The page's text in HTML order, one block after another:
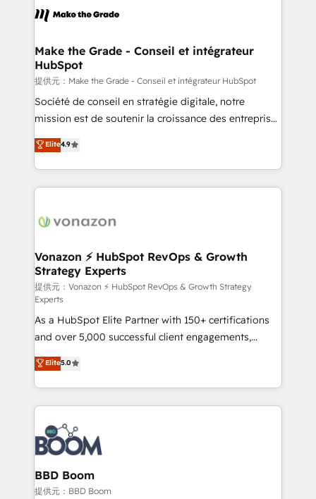
de la productivité des équipes Notre équipe de 30
avec un engagement total, alignant processus
métiers et technologie, et guidant vos équipes à
travers le changement, tout en centrant vos objectifs
d’entreprise. Grâce à une méthodologie éprouvée
auprès de plus de 400 clients, nous comprenons
HubSpot dans votre organisation. Pour toute
question technique ou besoin de structuration de
Make the Grade - Conseil et intégrateur
HubSpot
提供元：Make the Grade - Conseil et intégrateur HubSpot
Société de conseil en stratégie digitale, notre
mission est de soutenir la croissance des entreprises
B2B à travers l’acquisition de nouveaux clients,
l'intégration CRM et le développement des revenus
auprès de vos comptes existants. En France et à
l'international, nous travaillons avec des ETI
delà d’une simple transformation digitale et des
➤ L’intégration de CRM et de méthodologie RevOps
pour aligner les équipes marketing, commerciales et
support client (data migration, synchronisation API,
audit et maintenance) ➤ La création de sites internet
de conversion qui transforment les visiteurs en
opportunités d'affaires ➤ La mise en place de
stratégies d'acquisition marketing (SEO, SEA,
inbound, automatisation marketing, ABM, IA,
emailing) Informations clés : - 10 ans d'expérience -
100+ intégrations CRM HubSpot réussies - 40
experts conseil - 150 certifications HubSpot
cumulées
Elite4.9
Vonazon ⚡ HubSpot RevOps & Growth
Strategy Experts
提供元：Vonazon ⚡ HubSpot RevOps & Growth Strategy
Experts
As a HubSpot Elite Partner with 150+ certifications
and over 5,000 successful client engagements,
Vonazon turns marketing complexity into
measurable, scalable growth. From onboarding to
enterprise-grade campaigns, our in-house team
builds scalable strategies that drive long-term
revenue. ⚙️ HubSpot Integration & Optimization •
Seamless CRM, CMS, and automation setup •
Complex platform migrations and data cleanups •
Custom APIs and third-party integrations 📈 End-to-
End Revenue Acceleration • Lifecycle marketing and
Elite5.0
BBD Boom
提供元：BBD Boom